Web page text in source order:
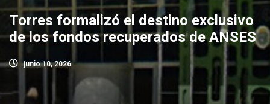
Torres formalizó el destino exclusivo
de los fondos recuperados de ANSES
junio 10, 2026